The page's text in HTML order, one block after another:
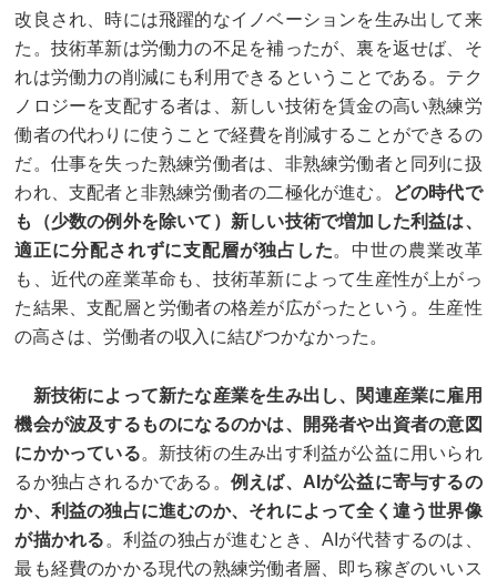
改良され、時には飛躍的なイノベーションを生み出して来
た。技術革新は労働力の不足を補ったが、裏を返せば、そ
れは労働力の削減にも利用できるということである。テク
ノロジーを支配する者は、新しい技術を賃金の高い熟練労
働者の代わりに使うことで経費を削減することができるの
だ。仕事を失った熟練労働者は、非熟練労働者と同列に扱
われ、支配者と非熟練労働者の二極化が進む。
どの時代で
も（少数の例外を除いて）新しい技術で増加した利益は、
適正に分配されずに支配層が独占した。中世の農業改革
も、近代の産業革命も、技術革新によって生産性が上がっ
た結果、支配層と労働者の格差が広がったという。生産性
の高さは、労働者の収入に結びつかなかった。
新技術によって新たな産業を生み出し、関連産業に雇用
機会が波及するものになるのかは、開発者や出資者の意図
にかかっている。新技術の生み出す利益が公益に用いられ
るか独占されるかである。 例えば、AIが公益に寄与するの
か、利益の独占に進むのか、それによって全く違う世界像
が描かれる 。利益の独占が進むとき、AIが代替するのは、
最も経費のかかる現代の熟練労働者層、即ち稼ぎのいいス